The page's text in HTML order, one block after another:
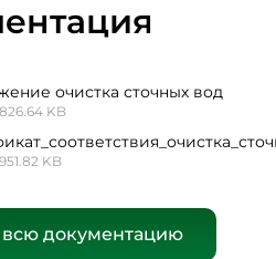
очистка сточных вод
KB
KB
всю документацию